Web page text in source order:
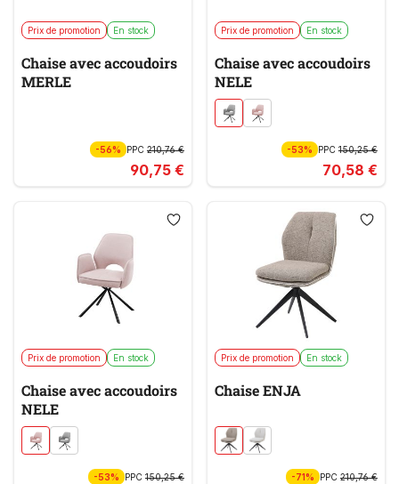
Prix de promotion En stock
Chaise avec accoudoirs
MERLE
-56% PPC 210,76 €
90,75 €
Prix de promotion En stock
Chaise avec accoudoirs
NELE
-53% PPC150,25 €
70,58 €
Prix de promotion En stock
Chaise avec accoudoirs
NELE
-53% PPC 150,25 €
Prix de promotion En stock
Chaise ENJA
-71% PPC210,76 €